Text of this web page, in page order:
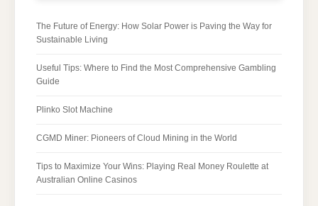
The Future of Energy: How Solar Power is Paving the Way for
Sustainable Living
Useful Tips: Where to Find the Most Comprehensive Gambling
Guide
Plinko Slot Machine
CGMD Miner: Pioneers of Cloud Mining in the World
Tips to Maximize Your Wins: Playing Real Money Roulette at
Australian Online Casinos